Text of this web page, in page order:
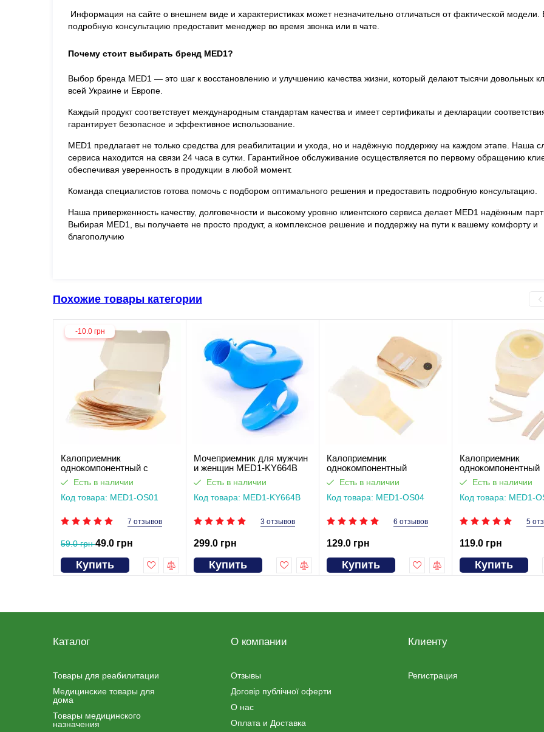
Информация на сайте о внешнем виде и характеристиках может незначительно отличаться от фактической модели.
подробную консультацию предоставит менеджер во время звонка или в чате.
Почему стоит выбирать бренд MED1?
Выбор бренда MED1 — это шаг к восстановлению и улучшению качества жизни, который делают тысячи довольных
всей Украине и Европе.
Каждый продукт соответствует международным стандартам качества и имеет сертификаты и декларации
гарантирует безопасное и эффективное использование.
MED1 предлагает не только средства для реабилитации и ухода, но и надёжную поддержку на каждом этапе. Наша
сервиса находится на связи 24 часа в сутки. Гарантийное обслуживание осуществляется по первому обращению
обеспечивая уверенность в продукции в любой момент.
Команда специалистов готова помочь с подбором оптимального решения и предоставить подробную консультацию.
Наша приверженность качеству, долговечности и высокому уровню клиентского сервиса делает MED1 надёжным
Выбирая MED1, вы получаете не просто продукт, а комплексное решение и поддержку на пути к вашему комфорту и
благополучию
Похожие товары категории
-10.0 грн
Калоприемник
однокомпонентный с
фильтром, закрытого типа
Med1
Есть в наличии
Код товара: MED1-OS01
7 отзывов
59.0 грн49.0 грн
Купить
Мочеприемник для мужчин
и женщин MED1-KY664B
Есть в наличии
Код товара: MED1-KY664B
3 отзывов
299.0 грн
Купить
Калоприемник
однокомпонентный
открытого типа с мягкой
застежкой-липучкой MED1-
OS04
Есть в наличии
Код товара: MED1-OS04
6 отзывов
129.0 грн
Купить
Калоприемник
однокомпонентный
открытого типа с
пластиковым
MED1-OS03
Есть в наличии
Код товара: MED1-
5
119.0 грн
Купить
Каталог
Товары для реабилитации
Медицинские товары для
дома
Товары медицинского
назначения
О компании
Отзывы
Договір публічної оферти
О нас
Оплата и Доставка
Клиенту
Регистрация